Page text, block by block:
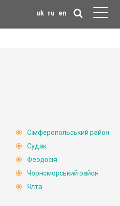
uk ru en
Сімферопольський район
Судак
Феодосія
Чорноморський район
Ялта